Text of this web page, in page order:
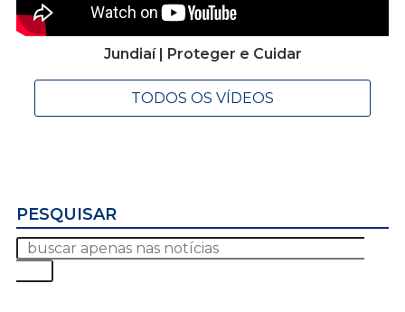
Jundiaí | Proteger e Cuidar
TODOS OS VÍDEOS
PESQUISAR